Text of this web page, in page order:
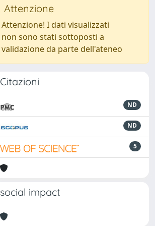
Attenzione
Attenzione! I dati visualizzati
non sono stati sottoposti a
validazione da parte dell'ateneo
Citazioni
ND
ND
5
social impact